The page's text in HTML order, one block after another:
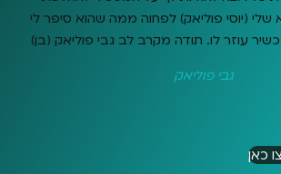
(יוסי פוליאק) לפחוה ממה שהוא סיפר לי
עוזר לו. תודה מקרב לב גבי פוליאק (בן)
גבי פוליאק
כאן